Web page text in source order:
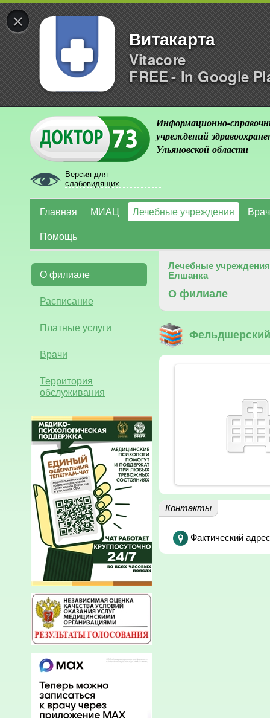
×
Витакарта
Vitacore
FREE - In Google
Версия для
слабовидящих
Информационно-
учреждений
Ульяновской области
Главная МИАЦ Лечебные учреждения
Помощь
О филиале
Расписание
Платные услуги
Врачи
Территория
обслуживания
Лечебные учреждения
Елшанка
О филиале
Контакты
Фактический